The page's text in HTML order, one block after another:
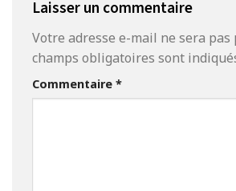
Laisser un commentaire
Votre adresse e-mail ne sera pas
champs obligatoires sont
Commentaire *